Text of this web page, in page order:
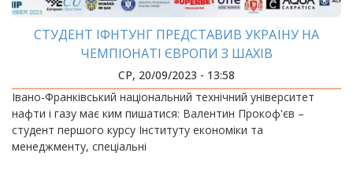
СТУДЕНТ ІФНТУНГ ПРЕДСТАВИВ УКРАЇНУ НА
ЧЕМПІОНАТІ ЄВРОПИ З ШАХІВ
СР, 20/09/2023 - 13:58
Івано-Франківський національний технічний університет
нафти і газу має ким пишатися: Валентин Прокоф'єв –
студент першого курсу Інституту економіки та
менеджменту, спеціальні